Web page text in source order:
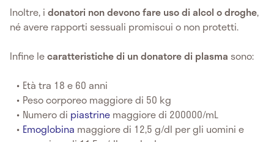
Inoltre, i donatori non devono fare uso di alcol o droghe,
né avere rapporti sessuali promiscui o non protetti.
Infine lecaratteristiche di un donatore di plasma sono:
Età tra 18 e 60 anni
Peso corporeo maggiore di 50 kg
Numero di piastrine maggiore di 200000/mL
Emoglobina maggiore di 12,5 g/dl per gli uomini e